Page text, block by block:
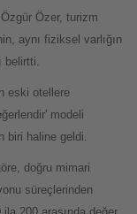
Özer, turizm
aynı fiziksel varlığın
belirtti.
eski otellere
modeli
biri haline geldi.
doğru mimari
süreçlerinden